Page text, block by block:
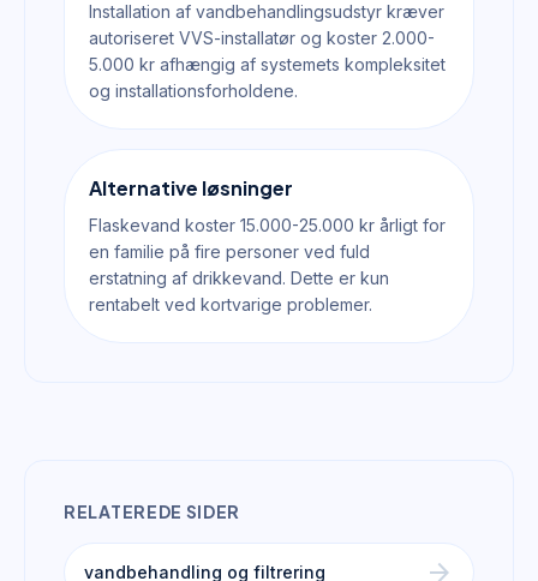
Installation af vandbehandlingsudstyr kræver
autoriseret VVS-installatør og koster 2.000-
5.000 kr afhængig af systemets kompleksitet
og installationsforholdene.
Alternative løsninger
Flaskevand koster 15.000-25.000 kr årligt for
en familie på fire personer ved fuld
erstatning af drikkevand. Dette er kun
rentabelt ved kortvarige problemer.
RELATEREDE SIDER
vandbehandling og filtrering arrow_forward